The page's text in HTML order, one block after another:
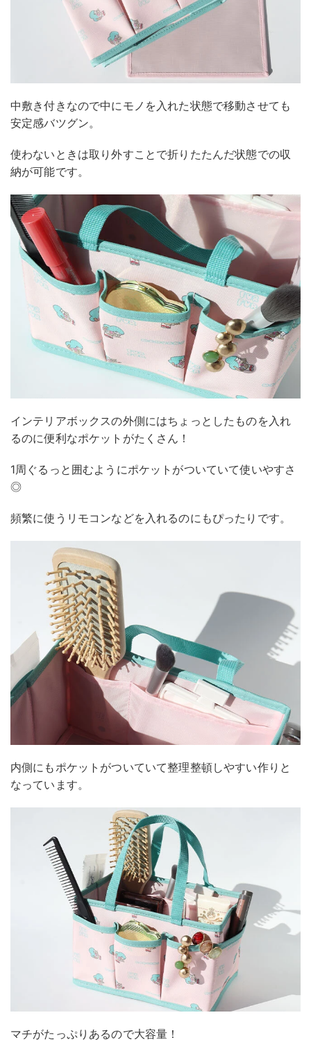
中敷き付きなので中にモノを入れた状態で移動させても
安定感バツグン。
使わないときは取り外すことで折りたたんだ状態での収
納が可能です。
インテリアボックスの外側にはちょっとしたものを入れ
るのに便利なポケットがたくさん！
1周ぐるっと囲むようにポケットがついていて使いやすさ
◎
頻繁に使うリモコンなどを入れるのにもぴったりです。
内側にもポケットがついていて整理整頓しやすい作りと
なっています。
マチがたっぷりあるので大容量！